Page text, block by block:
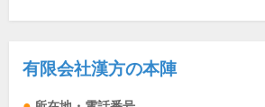
有限会社漢方の本陣